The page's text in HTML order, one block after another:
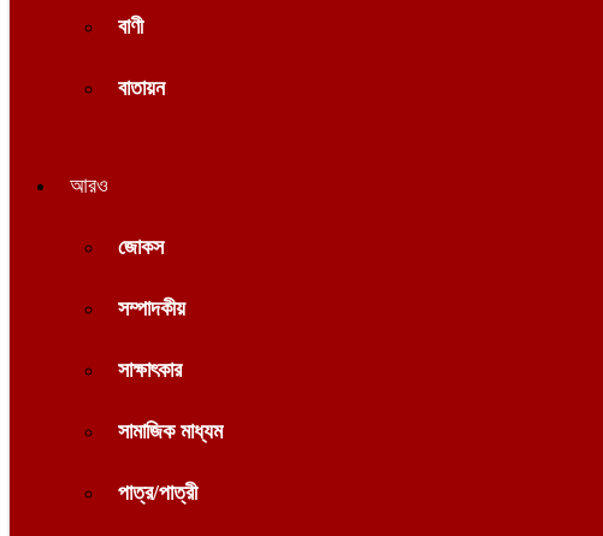
বাণী
বাতায়ন
আরও
জোকস
সম্পাদকীয়
সাক্ষাৎকার
সামাজিক মাধ্যম
পাত্র/পাত্রী